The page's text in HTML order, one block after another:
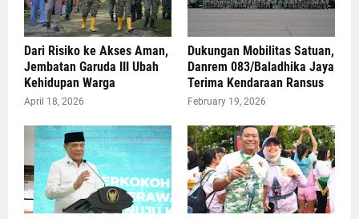
Dari Risiko ke Akses Aman,
Jembatan Garuda III Ubah
Kehidupan Warga
April 18, 2026
Dukungan Mobilitas Satuan,
Danrem 083/Baladhika Jaya
Terima Kendaraan Ransus
February 19, 2026